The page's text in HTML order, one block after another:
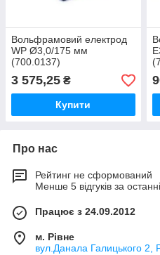
Вольфрамовий електрод
WP Ø3,0/175 мм
(700.0137)
3 575,25 ₴
Купити
Про нас
Рейтинг не сформований
Менше 5 відгуків за
Працює з 24.09.2012
м. Рівне
вул.Данала Галицького 2,